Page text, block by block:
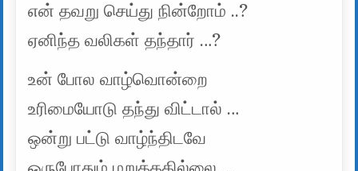
என் தவறு செய்து நின்றோம் ..?
ஏனிந்த வலிகள் தந்தார் …?
உன் போல வாழ்வொன்றை
உரிமையோடு தந்து விட்டால் …
ஒன்று பட்டு வாழ்ந்திடவே